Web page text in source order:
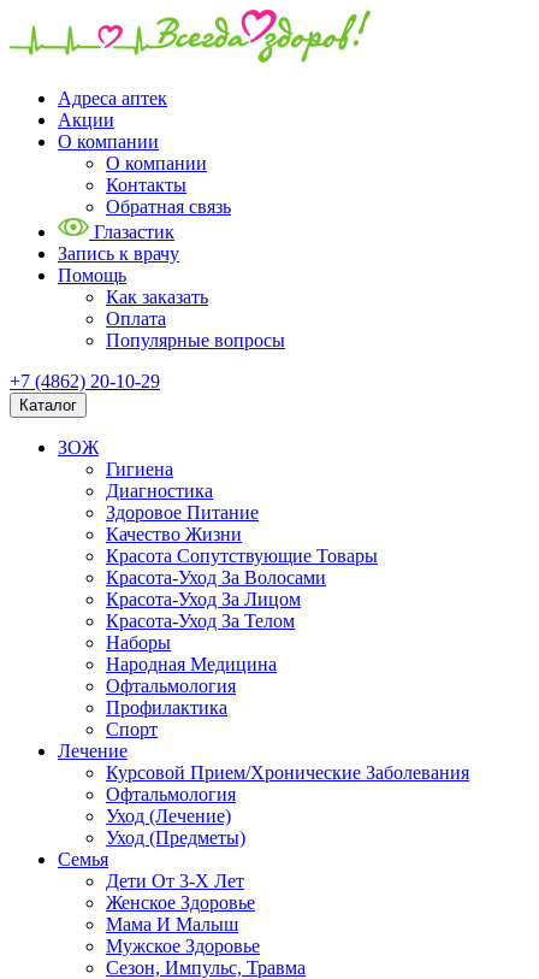
Адреса аптек
Акции
О компании
О компании
Контакты
Обратная связь
Глазастик
Запись к врачу
Помощь
Как заказать
Оплата
Популярные вопросы
+7 (4862) 20-10-29
Каталог
ЗОЖ
Гигиена
Диагностика
Здоровое Питание
Качество Жизни
Красота Сопутствующие Товары
Красота-Уход За Волосами
Красота-Уход За Лицом
Красота-Уход За Телом
Наборы
Народная Медицина
Офтальмология
Профилактика
Спорт
Лечение
Курсовой Прием/Хронические Заболевания
Офтальмология
Уход (Лечение)
Уход (Предметы)
Семья
Дети От 3-Х Лет
Женское Здоровье
Мама И Малыш
Мужское Здоровье
Сезон, Импульс, Травма